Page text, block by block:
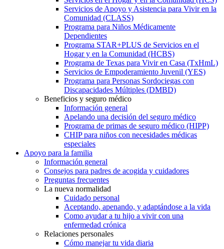
Servicios de Apoyo y Asistencia para Vivir en la
Comunidad (CLASS)
Programa para Niños Médicamente
Dependientes
Programa STAR+PLUS de Servicios en el
Hogar y en la Comunidad (HCBS)
Programa de Texas para Vivir en Casa (TxHmL)
Servicios de Empoderamiento Juvenil (YES)
Programa para Personas Sordociegas con
Discapacidades Múltiples (DMBD)
Beneficios y seguro médico
Información general
Apelando una decisión del seguro médico
Programa de primas de seguro médico (HIPP)
CHIP para niños con necesidades médicas
especiales
Apoyo para la familia
Información general
Consejos para padres de acogida y cuidadores
Preguntas frecuentes
La nueva normalidad
Cuidado personal
Aceptando, apenando, y adaptándose a la vida
Como ayudar a tu hijo a vivir con una
enfermedad crónica
Relaciones personales
Cómo manejar tu vida diaria